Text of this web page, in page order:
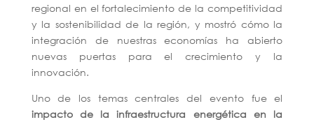
regional en el fortalecimiento de la competitividad
y la sostenibilidad de la región, y mostró cómo la
integración de nuestras economías ha abierto
nuevas puertas para el crecimiento y la
innovación.
Uno de los temas centrales del evento fue el
impacto de la infraestructura energética en la